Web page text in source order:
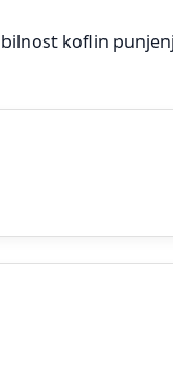
koflin